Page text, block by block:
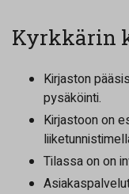
Kyrkkärin
Kirjaston
pysäköinti.
Kirjastoon on
Tilassa on on